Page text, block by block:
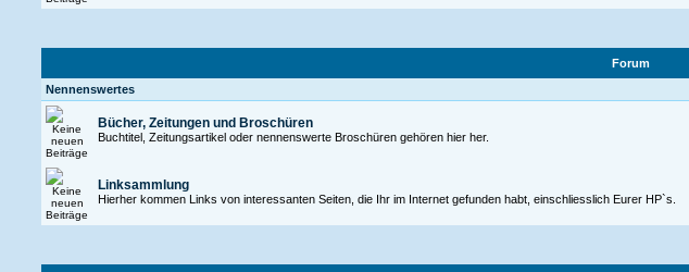
Forum
Nennenswertes
Bücher, Zeitungen und Broschüren
Buchtitel, Zeitungsartikel oder nennenswerte Broschüren gehören hier her.
Linksammlung
Hierher kommen Links von interessanten Seiten, die Ihr im Internet gefunden habt, einschliesslich Eurer HP`s.